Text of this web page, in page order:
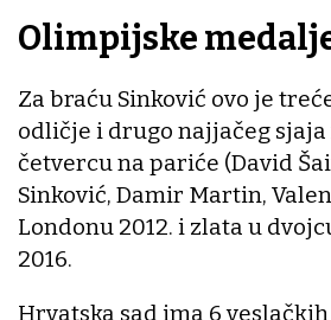
Olimpijske
Za braću Sinković ovo je
odličje i drugo najjačeg
četvercu na pariće (David
Sinković, Damir Martin,
Londonu 2012. i zlata u
2016.
Hrvatska sad ima 6